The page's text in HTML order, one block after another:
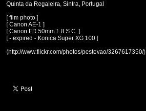
Quinta da Regaleira, Sintra, Portugal
[ film photo ]
[ Canon AE-1 ]
[ Canon FD 50mm 1.8 S.C. ]
[ - expired - Konica Super XG 100 ]
(http://www.flickr.com/photos/pestevao/3267617350/)